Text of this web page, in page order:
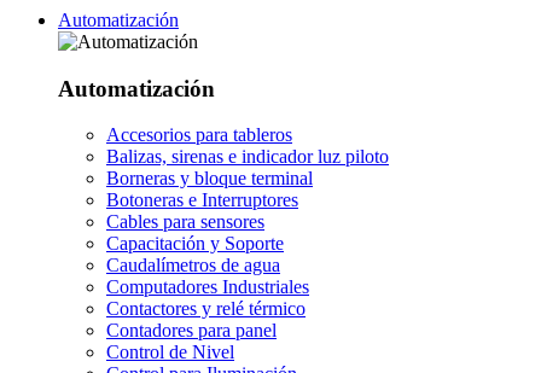
Automatización
Automatización
Accesorios para tableros
Balizas, sirenas e indicador luz piloto
Borneras y bloque terminal
Botoneras e Interruptores
Cables para sensores
Capacitación y Soporte
Caudalímetros de agua
Computadores Industriales
Contactores y relé térmico
Contadores para panel
Control de Nivel